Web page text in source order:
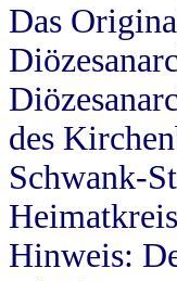
Das
des
Schwank-
Hinweis: